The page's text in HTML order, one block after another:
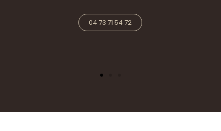
04 73 71 54 72